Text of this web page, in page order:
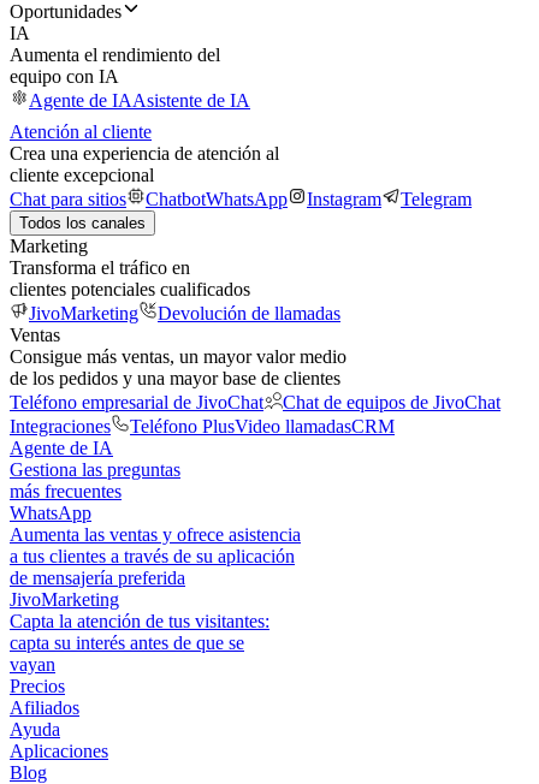
Oportunidades
IA
Aumenta el rendimiento del
equipo con IA
Agente de IAAsistente de IA
Atención al cliente
Crea una experiencia de atención al
cliente excepcional
Chat para sitios
ChatbotWhatsApp Instagram Telegram
Todos los canales
Marketing
Transforma el tráfico en
clientes potenciales cualificados
JivoMarketing
Devolución de llamadas
Ventas
Consigue más ventas, un mayor valor medio
de los pedidos y una mayor base de clientes
Teléfono empresarial de JivoChat
Chat de equipos de JivoChat
Integraciones
Teléfono PlusVideo llamadasCRM
Agente de IA
Gestiona las preguntas
más frecuentes
WhatsApp
Aumenta las ventas y ofrece asistencia
a tus clientes a través de su aplicación
de mensajería preferida
JivoMarketing
Capta la atención de tus visitantes:
capta su interés antes de que se
vayan
Precios
Afiliados
Ayuda
Aplicaciones
Blog